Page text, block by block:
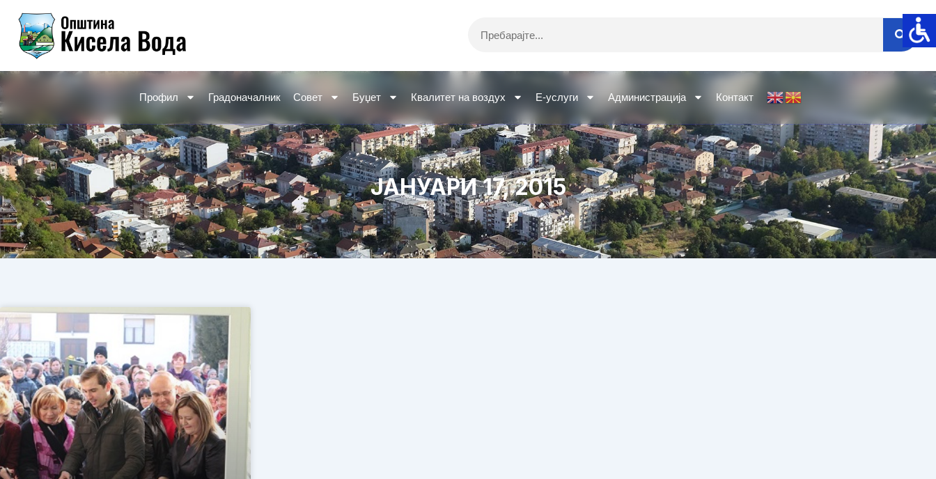
content
Профил Градоначалник Совет Буџет Квалитет на воздух Е-услуги Администрација Контакт
ЈАНУАРИ 17, 2015